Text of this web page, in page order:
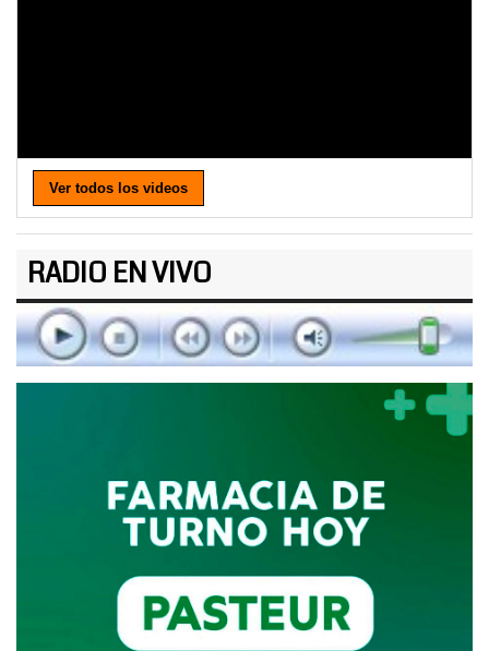
Ver todos los videos
RADIO EN VIVO